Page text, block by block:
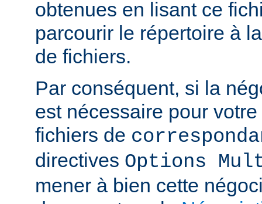
obtenues en lisant ce
parcourir le répertoire à
de fichiers.
Par conséquent, si la
est nécessaire pour
fichiers de
directives Options
mener à bien cette